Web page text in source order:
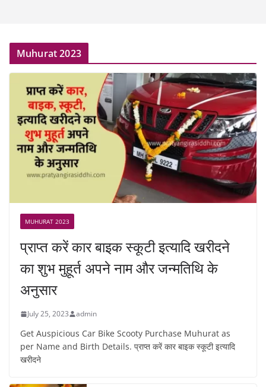
Muhurat 2023
MUHURAT 2023
प्राप्त करें कार बाइक स्कूटी इत्यादि खरीदने
का शुभ मुहूर्त अपने नाम और जन्मतिथि के
अनुसार
July 25, 2023 admin
Get Auspicious Car Bike Scooty Purchase Muhurat as
per Name and Birth Details. प्राप्त करें कार बाइक स्कूटी इत्यादि
खरीदने